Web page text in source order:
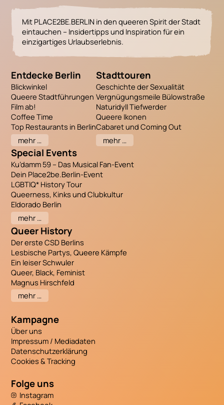
Mit PLACE2BE.BERLIN in den queeren Spirit der Stadt
eintauchen – Insidertipps und Inspiration für ein
einzigartiges Urlaubserlebnis.
Entdecke Berlin
Blickwinkel
Queere Stadtführungen
Film ab!
Coffee Time
Top Restaurants in Berlin
mehr …
Stadttouren
Geschichte der Sexualität
Vergnügungsmeile Bülowstraße
Naturidyll Tiefwerder
Queere Ikonen
Cabaret und Coming Out
mehr …
Special Events
Ku’damm 59 – Das Musical Fan-Event
Dein Place2be.Berlin-Event
LGBTIQ* History Tour
Queerness, Kinks und Clubkultur
Eldorado Berlin
mehr …
Queer History
Der erste CSD Berlins
Lesbische Partys, Queere Kämpfe
Ein leiser Schwuler
Queer, Black, Feminist
Magnus Hirschfeld
mehr …
Kampagne
Über uns
Impressum / Mediadaten
Datenschutzerklärung
Cookies & Tracking
Folge uns
Instagram